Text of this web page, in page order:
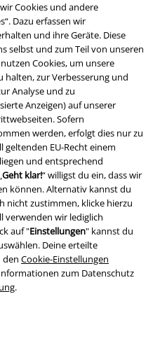
Cookies und andere
Dazu erfassen wir
und ihre Geräte. Diese
selbst und zum Teil von unseren
Cookies, um unsere
halten, zur Verbesserung und
Analyse und zu
Anzeigen) auf unserer
Sofern
werden, erfolgt dies nur zu
EU-Recht einem
und entsprechend
Geht klar!“ willigst du ein, dass wir
können. Alternativ kannst du
nicht zustimmen, klicke hierzu
verwenden wir lediglich
auf "Einstellungen" kannst du
Deine erteilte
den Cookie-Einstellungen
zum Datenschutz
.